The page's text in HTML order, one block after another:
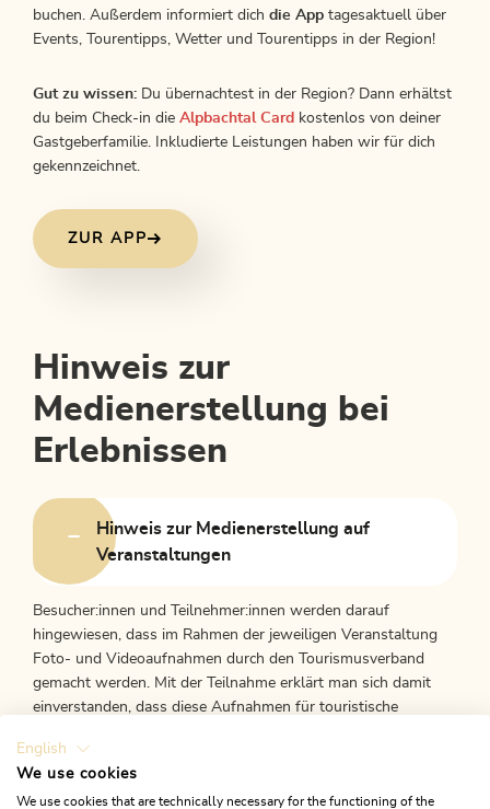
buchen. Außerdem informiert dich die App tagesaktuell über
Events, Tourentipps, Wetter und Tourentipps in der Region!
Gut zu wissen: Du übernachtest in der Region? Dann erhältst
du beim Check-in die Alpbachtal Card kostenlos von deiner
Gastgeberfamilie. Inkludierte Leistungen haben wir für dich
gekennzeichnet.
ZUR APP
Hinweis zur
Medienerstellung bei
Erlebnissen
Hinweis zur Medienerstellung auf
Veranstaltungen
Besucher:innen und Teilnehmer:innen werden darauf
hingewiesen, dass im Rahmen der jeweiligen Veranstaltung
Foto- und Videoaufnahmen durch den Tourismusverband
gemacht werden. Mit der Teilnahme erklärt man sich damit
einverstanden, dass diese Aufnahmen für touristische
Veröffentlichung auf verschiedenen Medienplattformen,
verwendet werden dürfen.
English
We use cookies
We use cookies that are technically necessary for the functioning of the